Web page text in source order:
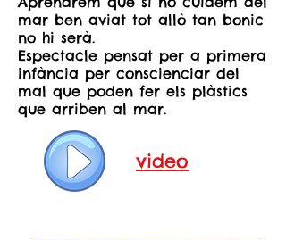
mar ben aviat tot allò tan bonic
no hi serà.
Espectacle pensat per a primera
infància per conscienciar del
mal que poden fer els plàstics
que arriben al mar.
video